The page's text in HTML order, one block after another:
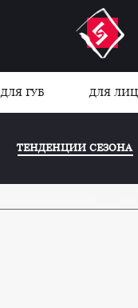
ДЛЯ ГУБ ДЛЯ
ТЕНДЕНЦИИ СЕЗОНА